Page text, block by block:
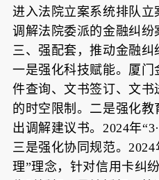
进入法院立案系统排队
调解法院委派的金融纠纷
三、强配套，推动金融
一是强化科技赋能。厦
件查询、文书签订、文
的时空限制。二是强化
出调解建议书。2024年
三是强化协同规范。
理”理念，针对信用卡纠